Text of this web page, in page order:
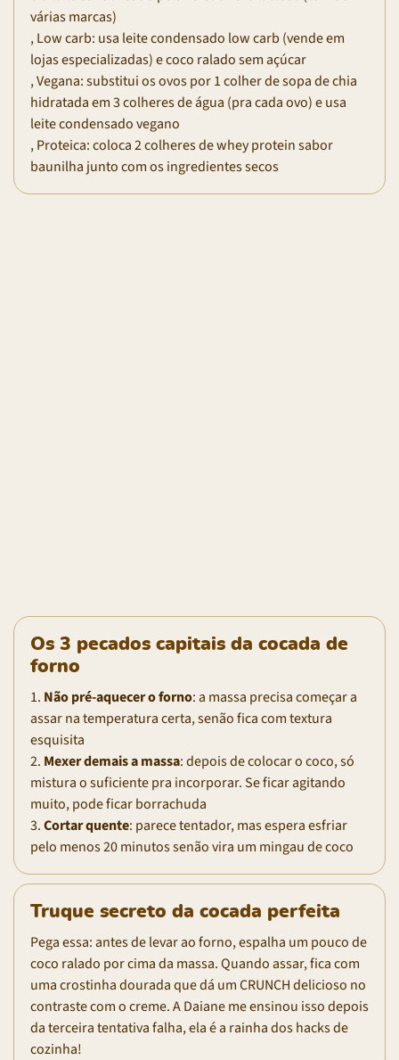
várias marcas)
, Low carb: usa leite condensado low carb (vende em
lojas especializadas) e coco ralado sem açúcar
, Vegana: substitui os ovos por 1 colher de sopa de chia
hidratada em 3 colheres de água (pra cada ovo) e usa
leite condensado vegano
, Proteica: coloca 2 colheres de whey protein sabor
baunilha junto com os ingredientes secos
Os 3 pecados capitais da cocada de
forno
1. Não pré-aquecer o forno: a massa precisa começar a
assar na temperatura certa, senão fica com textura
esquisita
2. Mexer demais a massa: depois de colocar o coco, só
mistura o suficiente pra incorporar. Se ficar agitando
muito, pode ficar borrachuda
3.Cortar quente: parece tentador, mas espera esfriar
pelo menos 20 minutos senão vira um mingau de coco
Truque secreto da cocada perfeita
Pega essa: antes de levar ao forno, espalha um pouco de
coco ralado por cima da massa. Quando assar, fica com
uma crostinha dourada que dá um CRUNCH delicioso no
contraste com o creme. A Daiane me ensinou isso depois
da terceira tentativa falha, ela é a rainha dos hacks de
cozinha!